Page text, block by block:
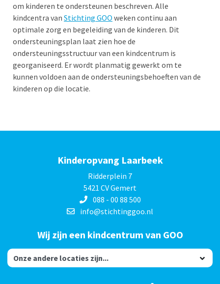
om kinderen te ondersteunen beschreven. Alle
kindcentra van Stichting GOO weken continu aan
optimale zorg en begeleiding van de kinderen. Dit
ondersteuningsplan laat zien hoe de
ondersteuningsstructuur van een kindcentrum is
georganiseerd. Er wordt planmatig gewerkt om te
kunnen voldoen aan de ondersteuningsbehoeften van de
kinderen op die locatie.
Kinderopvang Laarbeek
Ridderplein 7
5421 CV Gemert
088 - 00 88 500
info@stichtinggoo.nl
Wij zijn een kindcentrum van GOO